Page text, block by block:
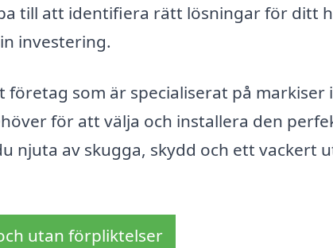
till att identifiera rätt lösningar för ditt
investering.
som är specialiserat på markiser
för att välja och installera den
njuta av skugga, skydd och ett vackert
utan förpliktelser